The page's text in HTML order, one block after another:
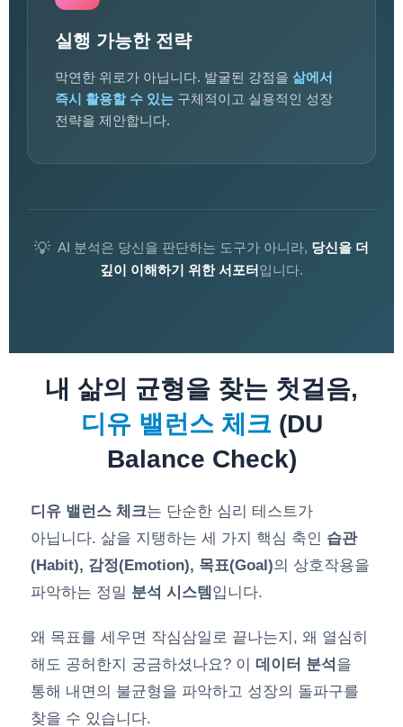
실행 가능한 전략
막연한 위로가 아닙니다. 발굴된 강점을 삶에서
즉시 활용할 수 있는 구체적이고 실용적인 성장
전략을 제안합니다.
💡 AI 분석은 당신을 판단하는 도구가 아니라, 당신을 더
깊이 이해하기 위한 서포터입니다.
내 삶의 균형을 찾는 첫걸음,
디유 밸런스 체크 (DU
Balance Check)
디유 밸런스 체크는 단순한 심리 테스트가
아닙니다. 삶을 지탱하는 세 가지 핵심 축인 습관
(Habit), 감정(Emotion), 목표(Goal)의 상호작용을
파악하는 정밀 분석 시스템 입니다.
왜 목표를 세우면 작심삼일로 끝나는지, 왜 열심히
해도 공허한지 궁금하셨나요? 이 데이터 분석 을
통해 내면의 불균형을 파악하고 성장의 돌파구를
찾을 수 있습니다.